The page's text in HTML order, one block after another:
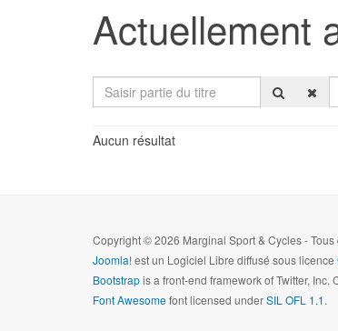
Actuellement
Saisir partie du titre
Aucun résultat
Copyright © 2026 Marginal Sport & Cycles -
Joomla!est un Logiciel Libre diffusé sous licence
Bootstrapis a front-end framework of Twitter, Inc.
Font Awesomefont licensed underSIL OFL 1.1.